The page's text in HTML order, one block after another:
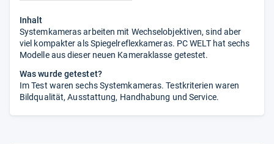
Inhalt
Systemkameras arbeiten mit Wechselobjektiven, sind aber
viel kompakter als Spiegelreflexkameras. PC WELT hat sechs
Modelle aus dieser neuen Kameraklasse getestet.
Was wurde getestet?
Im Test waren sechs Systemkameras. Testkriterien waren
Bildqualität, Ausstattung, Handhabung und Service.